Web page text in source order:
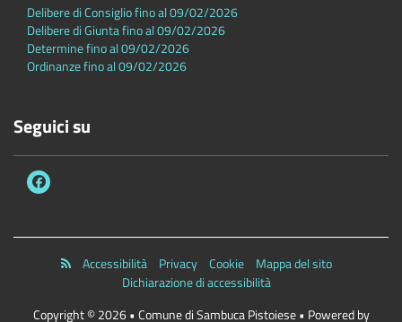
Delibere di Consiglio fino al 09/02/2026
Delibere di Giunta fino al 09/02/2026
Determine fino al 09/02/2026
Ordinanze fino al 09/02/2026
Seguici su
Accessibilità Privacy Cookie
Mappa del sito
Dichiarazione di accessibilità
Copyright © 2026 • Comune di Sambuca Pistoiese • Powered by